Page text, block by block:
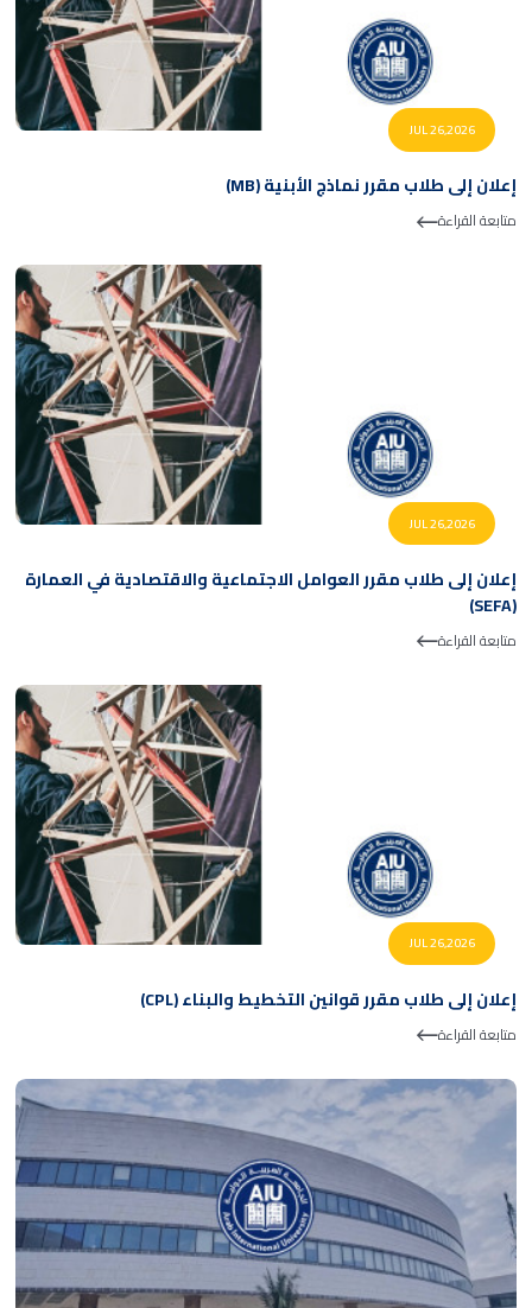
JUL 26,2026
إعلان إلى طلاب مقرر نماذج الأبنية (MB)
متابعة القراءة
JUL 26,2026
إعلان إلى طلاب مقرر العوامل الاجتماعية والاقتصادية في العمارة
(SEFA)
متابعة القراءة
JUL 26,2026
إعلان إلى طلاب مقرر قوانين التخطيط والبناء (CPL)
متابعة القراءة